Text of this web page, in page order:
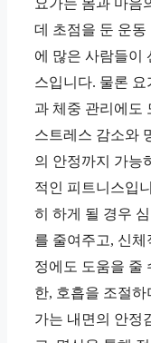
데 초점을 둔 운동
에 많은 사람들이
스입니다. 물론
과 체중 관리에도
스트레스 감소와
의 안정까지 가능
적인 피트니스입
히 하게 될 경우
를 줄여주고, 신
정에도 도움을 줄
한, 호흡을 조절하
가는 내면의 안정